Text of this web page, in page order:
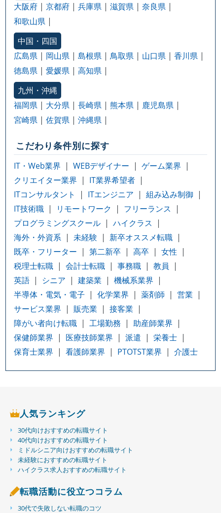
大阪府
京都府 兵庫県 滋賀県
奈良県
和歌山県
中国・四国
広島県
岡山県 島根県 鳥取県 山口県
香川県
徳島県
愛媛県
高知県
九州・沖縄
福岡県
大分県 長崎県 熊本県
鹿児島県
宮崎県
佐賀県 沖縄県
こだわり条件別に探す
IT・Web業界 WEBデザイナー
ゲーム業界
クリエイター業界
IT業界希望者
ITコンサルタント
ITエンジニア
組み込み制御
IT技術職
リモートワーク
フリーランス
プログラミングスクール
ハイクラス
海外・外資系
未経験
新卒オススメ転職
既卒・フリーター
第二新卒 高卒
女性
税理士転職
会計士転職 事務職
教員
英語
シニア 建築業
機械系業界
半導体・電気・電子
化学業界 薬剤師
営業
サービス業界
販売業
接客業
障がい者向け転職
工場勤務
助産師業界
保健師業界
医療技師業界 派遣
栄養士
保育士業界
看護師業界 PTOTST業界 介護士
人気ランキング
30代向けおすすめの転職サイト
40代向けおすすめの転職サイト
ミドルシニア向けおすすめの転職サイト
未経験におすすめの転職サイト
ハイクラス求人おすすめの転職サイト
転職活動に役立つコラム
30代で失敗しない転職のコツ